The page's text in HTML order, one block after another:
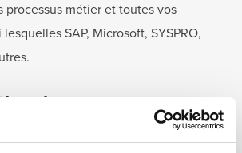
processus métier et toutes vos
SAP, Microsoft, SYSPRO,
des processus
des workflows métiers en quasi